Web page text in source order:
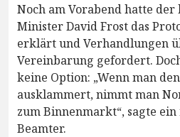
Noch am Vorabend hatte
Minister David Frost das
erklärt und Verhandlungen
Vereinbarung gefordert.
keine Option: „Wenn man
ausklammert, nimmt man
zum Binnenmarkt“, sagte
Beamter.